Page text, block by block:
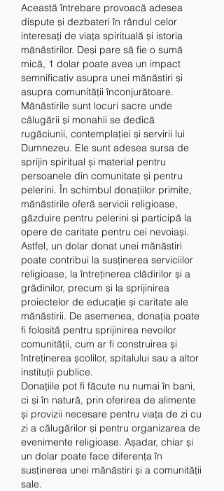
Această întrebare provoacă adesea
dispute și dezbateri în rândul celor
interesați de viața spirituală și istoria
mănăstirilor. Deși pare să fie o sumă
mică, 1 dolar poate avea un impact
semnificativ asupra unei mănăstiri și
asupra comunității înconjurătoare.
Mănăstirile sunt locuri sacre unde
călugării și monahii se dedică
rugăciunii, contemplației și servirii lui
Dumnezeu. Ele sunt adesea sursa de
sprijin spiritual și material pentru
persoanele din comunitate și pentru
pelerini. În schimbul donațiilor primite,
mănăstirile oferă servicii religioase,
găzduire pentru pelerini și participă la
opere de caritate pentru cei nevoiași.
Astfel, un dolar donat unei mănăstiri
poate contribui la susținerea serviciilor
religioase, la întreținerea clădirilor și a
grădinilor, precum și la sprijinirea
proiectelor de educație și caritate ale
mănăstirii. De asemenea, donația poate
fi folosită pentru sprijinirea nevoilor
comunității, cum ar fi construirea și
întreținerea școlilor, spitalului sau a altor
instituții publice.
Donațiile pot fi făcute nu numai în bani,
ci și în natură, prin oferirea de alimente
și provizii necesare pentru viața de zi cu
zi a călugărilor și pentru organizarea de
evenimente religioase. Așadar, chiar și
un dolar poate face diferența în
susținerea unei mănăstiri și a comunității
sale.